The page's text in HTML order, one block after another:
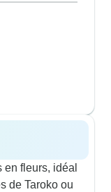
fleurs, idéal
de Taroko ou